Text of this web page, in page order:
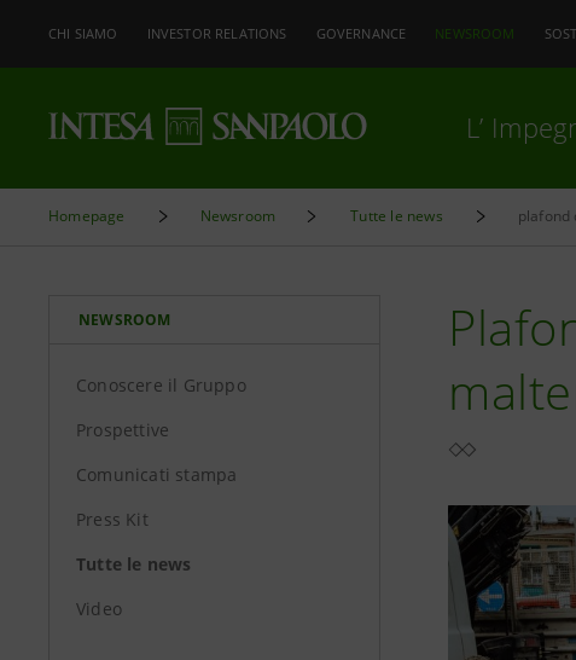
CHI SIAMO INVESTOR RELATIONS GOVERNANCE NEWSROOM
L’
Homepage Newsroom Tutte le news plafond
NEWSROOM
Conoscere il Gruppo
Prospettive
Comunicati stampa
Press Kit
Tutte le news
Video